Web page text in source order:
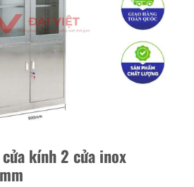
kính 2 cửa inox